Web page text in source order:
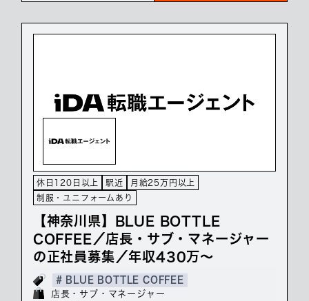
休日120日以上 駅近
月給25万円以上
制服・ユニフォームあり
【神奈川県】BLUE BOTTLE
COFFEE／店長・サブ・マネージャー
の正社員募集／年収430万～
# BLUE BOTTLE COFFEE
店長・サブ・マネージャー